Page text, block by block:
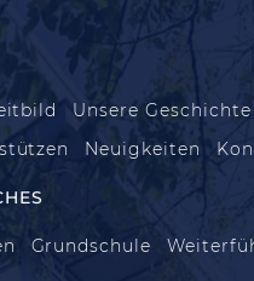
Unsere Geschichte
Neuigkeiten
Grundschule